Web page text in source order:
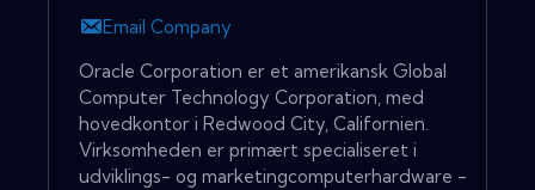
Email Company
Oracle Corporation er et amerikansk Global
Computer Technology Corporation, med
hovedkontor i Redwood City, Californien.
Virksomheden er primært specialiseret i
udviklings- og marketingcomputerhardware -